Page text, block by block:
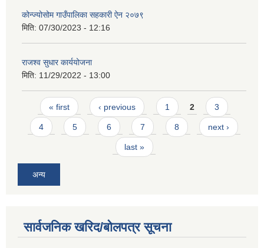
कोन्ज्योसोम गाउँपालिका सहकारी ऐन २०७९
मिति: 07/30/2023 - 12:16
राजश्व सुधार कार्ययोजना
मिति: 11/29/2022 - 13:00
Pages
« first ‹ previous 1 2 3
4 5 6 7 8 next ›
last »
अन्य
सार्वजनिक खरिद/बोलपत्र सूचना